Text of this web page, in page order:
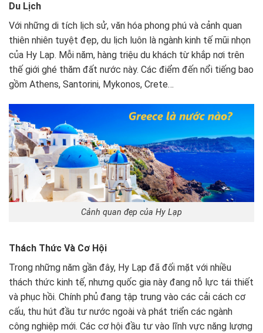
Du Lịch
Với những di tích lịch sử, văn hóa phong phú và cảnh quan
thiên nhiên tuyệt đẹp, du lịch luôn là ngành kinh tế mũi nhọn
của Hy Lạp. Mỗi năm, hàng triệu du khách từ khắp nơi trên
thế giới ghé thăm đất nước này. Các điểm đến nổi tiếng bao
gồm Athens, Santorini, Mykonos, Crete…
Cảnh quan đẹp của Hy Lạp
Thách Thức Và Cơ Hội
Trong những năm gần đây, Hy Lạp đã đối mặt với nhiều
thách thức kinh tế, nhưng quốc gia này đang nỗ lực tái thiết
và phục hồi. Chính phủ đang tập trung vào các cải cách cơ
cấu, thu hút đầu tư nước ngoài và phát triển các ngành
công nghiệp mới. Các cơ hội đầu tư vào lĩnh vực năng lượng